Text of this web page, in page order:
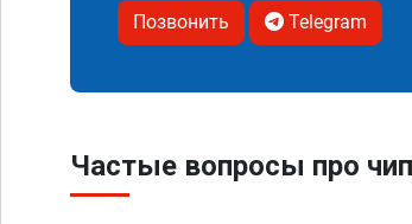
Позвонить Telegram
Частые вопросы про